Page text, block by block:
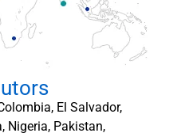
El Salvador,
Nigeria, Pakistan,